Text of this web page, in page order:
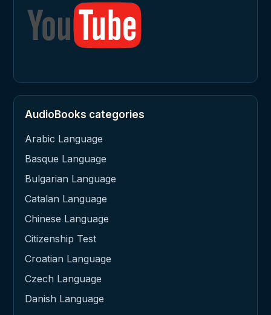
AudioBooks categories
Arabic Language
Basque Language
Bulgarian Language
Catalan Language
Chinese Language
Citizenship Test
Croatian Language
Czech Language
Danish Language